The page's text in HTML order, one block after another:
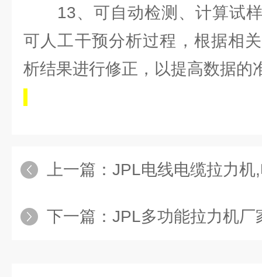
13、可自动检测、计算试样
可人工干预分析过程，根据相
析结果进行修正，以提高数据的
上一篇： JPL电线电缆拉力机,电脑拉力机
下一篇： JPL多功能拉力机厂